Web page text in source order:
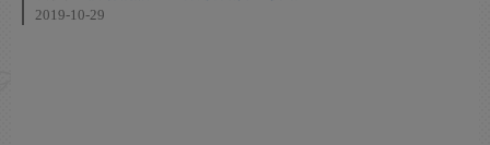
2019-10-29